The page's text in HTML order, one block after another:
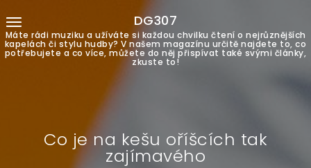
DG307
Máte rádi muziku a užíváte si každou chvilku čtení o nejrůznějších
kapelách či stylu hudby? V našem magazínu určitě najdete to, co
potřebujete a co více, můžete do něj přispívat také svými články,
zkuste to!
Co je na kešu oříšcích tak
zajímavého